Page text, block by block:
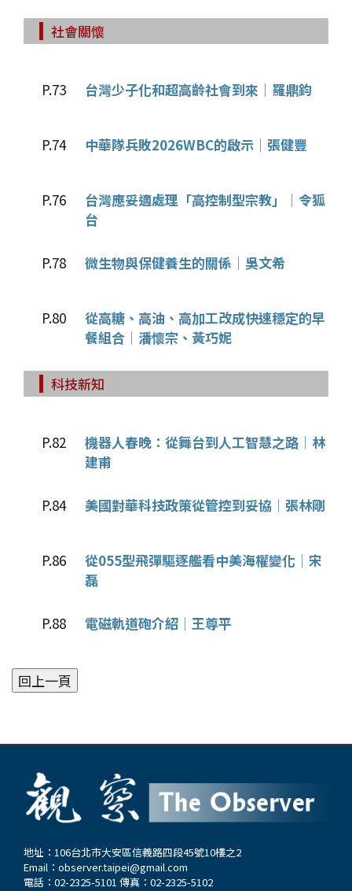
社會關懷
P.73 台灣少子化和超高齡社會到來│羅鼎鈞
P.74 中華隊兵敗2026WBC的啟示│張健豐
P.76
台灣應妥適處理「高控制型宗教」│令狐
台
P.78 微生物與保健養生的關係│吳文希
P.80
從高糖、高油、高加工改成快速穩定的早
餐組合│潘懷宗、黃巧妮
科技新知
P.82
機器人春晚：從舞台到人工智慧之路│林
建甫
P.84 美國對華科技政策從管控到妥協│張林剛
P.86
從055型飛彈驅逐艦看中美海權變化│宋
磊
P.88 電磁軌道砲介紹│王尊平
地址：106台北市大安區信義路四段45號10樓之2
Email： observer.taipei@gmail.com
電話：02-2325-5101 傳真：02-2325-5102